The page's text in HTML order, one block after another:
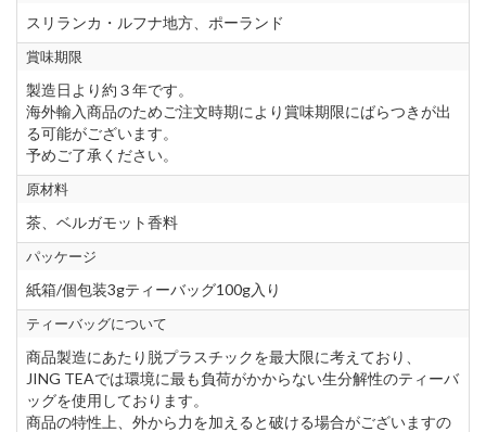
スリランカ・ルフナ地方、ポーランド
賞味期限
製造日より約３年です。
海外輸入商品のためご注文時期により賞味期限にばらつきが出
る可能がございます。
予めご了承ください。
原材料
茶、ベルガモット香料
パッケージ
紙箱/個包装3gティーバッグ100g入り
ティーバッグについて
商品製造にあたり脱プラスチックを最大限に考えており、
JING TEAでは環境に最も負荷がかからない生分解性のティーバ
ッグを使用しております。
商品の特性上、外から力を加えると破ける場合がございますの